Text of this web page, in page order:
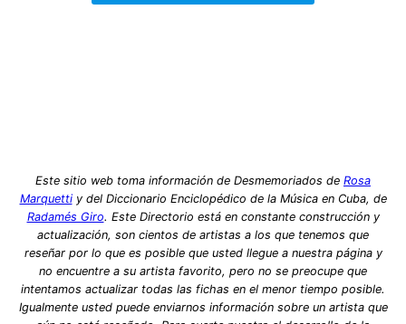
Este sitio web toma información de Desmemoriados de Rosa
Marquettiy del Diccionario Enciclopédico de la Música en Cuba, de
Radamés Giro. Este Directorio está en constante construcción y
actualización, son cientos de artistas a los que tenemos que
reseñar por lo que es posible que usted llegue a nuestra página y
no encuentre a su artista favorito, pero no se preocupe que
intentamos actualizar todas las fichas en el menor tiempo posible.
Igualmente usted puede enviarnos información sobre un artista que